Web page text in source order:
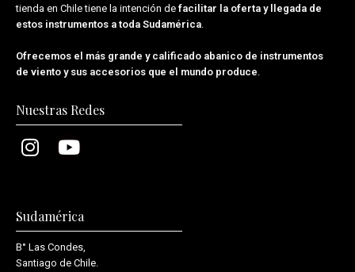
tienda en Chile tiene la intención de facilitar la oferta y llegada de
estos instrumentos a toda Sudamérica.
Ofrecemos el más grande y calificado abanico de instrumentos
de viento y sus accesorios que el mundo produce.
Nuestras Redes
Sudamérica
B° Las Condes,
Santiago de Chile.